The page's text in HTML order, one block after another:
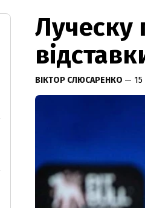
Луческу
ВІКТОР СЛЮСАРЕНКО — 15